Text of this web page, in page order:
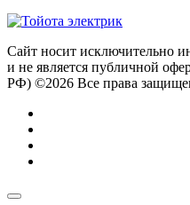
Сайт носит исключительно
и не является публичной
РФ) ©2026 Все права